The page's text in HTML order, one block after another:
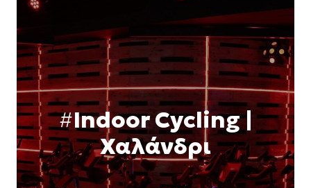
#Indoor Cycling |
Χαλάνδρι